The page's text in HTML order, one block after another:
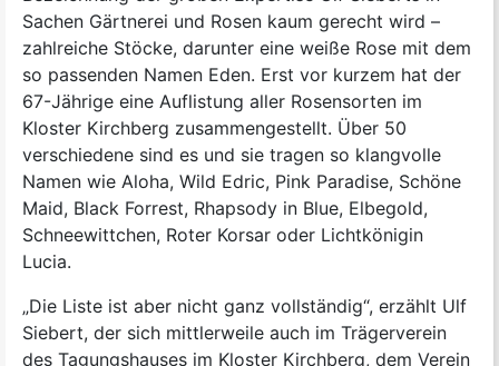
Sachen Gärtnerei und Rosen kaum gerecht wird –
zahlreiche Stöcke, darunter eine weiße Rose mit dem
so passenden Namen Eden. Erst vor kurzem hat der
67-Jährige eine Auflistung aller Rosensorten im
Kloster Kirchberg zusammengestellt. Über 50
verschiedene sind es und sie tragen so klangvolle
Namen wie Aloha, Wild Edric, Pink Paradise, Schöne
Maid, Black Forrest, Rhapsody in Blue, Elbegold,
Schneewittchen, Roter Korsar oder Lichtkönigin
Lucia.
„Die Liste ist aber nicht ganz vollständig“, erzählt Ulf
Siebert, der sich mittlerweile auch im Trägerverein
des Tagungshauses im Kloster Kirchberg, dem Verein